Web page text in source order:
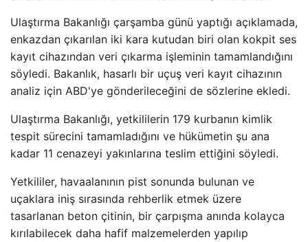
Ulaştırma Bakanlığı çarşamba günü yaptığı açıklamada,
enkazdan çıkarılan iki kara kutudan biri olan kokpit ses
kayıt cihazından veri çıkarma işleminin tamamlandığını
söyledi. Bakanlık, hasarlı bir uçuş veri kayıt cihazının
analiz için ABD'ye gönderileceğini de sözlerine ekledi.
Ulaştırma Bakanlığı, yetkililerin 179 kurbanın kimlik
tespit sürecini tamamladığını ve hükümetin şu ana
kadar 11 cenazeyi yakınlarına teslim ettiğini söyledi.
Yetkililer, havaalanının pist sonunda bulunan ve
uçaklara iniş sırasında rehberlik etmek üzere
tasarlanan beton çitinin, bir çarpışma anında kolayca
kırılabilecek daha hafif malzemelerden yapılıp